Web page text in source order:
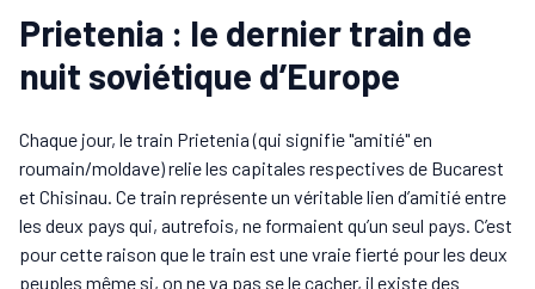
Prietenia : le dernier train de
nuit soviétique d’Europe
Chaque jour, le train Prietenia (qui signifie "amitié" en
roumain/moldave) relie les capitales respectives de Bucarest
et Chisinau. Ce train représente un véritable lien d’amitié entre
les deux pays qui, autrefois, ne formaient qu’un seul pays. C’est
pour cette raison que le train est une vraie fierté pour les deux
peuples même si, on ne va pas se le cacher, il existe des